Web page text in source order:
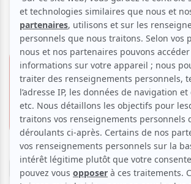
Espace GO | Visages
14 avril 2026 - 9 mai
2026
Espace Go
4890, boul. Saint-Laurent,
Montréal
Réserver